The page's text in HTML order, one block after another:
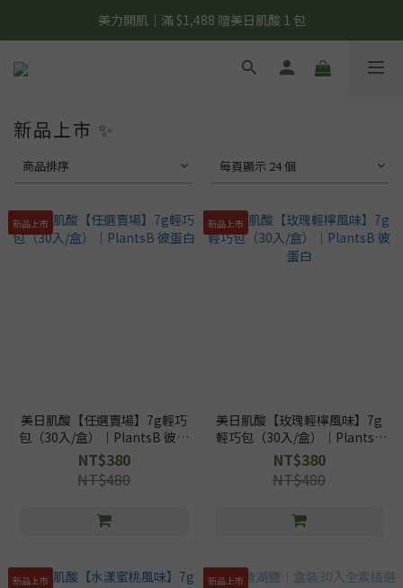
夏日輕補給｜500g 植物蛋白最低 $373 起
美力開肌｜滿 $1,488 贈美日肌酸 1 包
夏日輕補給｜500g 植物蛋白最低 $373 起
新品上市 ✨
商品排序 每頁顯示 24 個
新品上市
美日肌酸【任選賣場】7g輕巧
包（30入/盒）｜PlantsB 彼蛋
白
NT$380
NT$480
新品上市
美日肌酸【玫瑰輕檸風味】7g
輕巧包（30入/盒）｜PlantsB
彼蛋白
NT$380
NT$480
新品上市 新品上市